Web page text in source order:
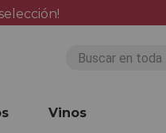
Vinos